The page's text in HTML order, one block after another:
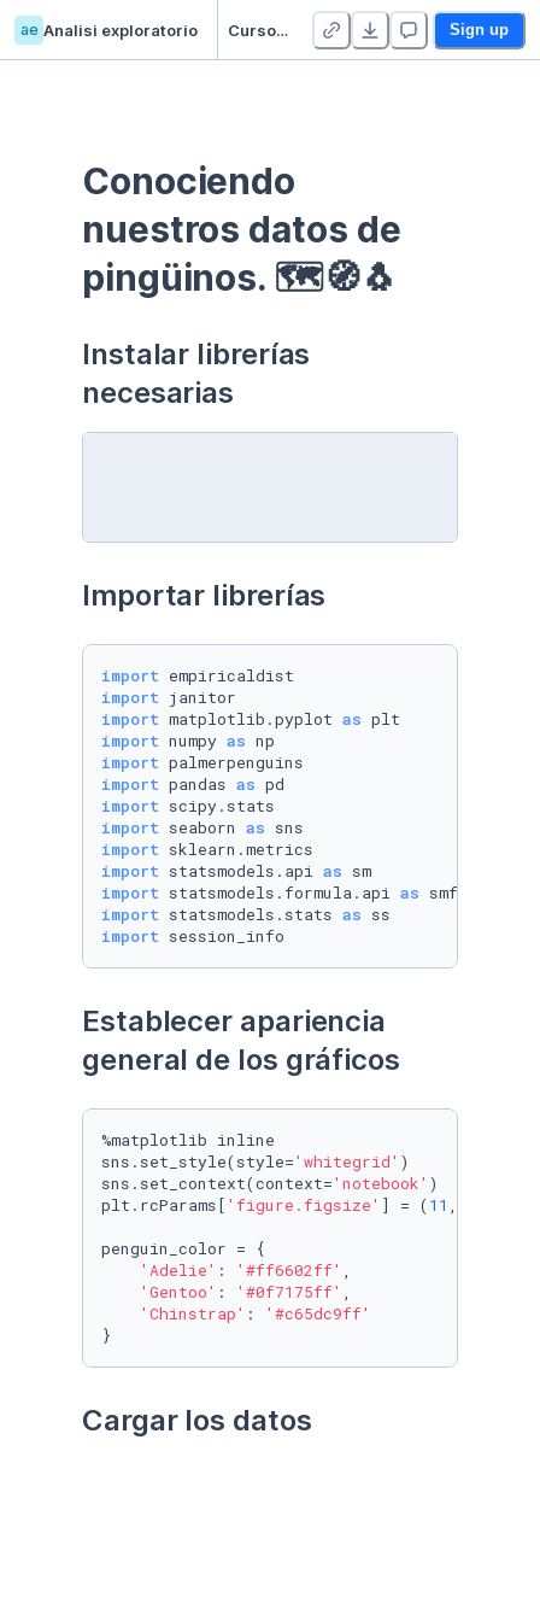
ae Analisi exploratorio Curso EDA - Communication - Duplicate Sign up
Conociendo
nuestros datos de
pingüinos. 🗺🧭🐧
Instalar librerías
necesarias
Importar librerías
import
import
import matplotlib.pyplot as
import numpy as
import
import pandas as
import
import seaborn as
import
import statsmodels.api as
import statsmodels.formula.api as
import statsmodels.stats as
import session_info
Establecer apariencia
general de los gráficos
%matplotlib inline
sns.set_style(style='whitegrid' )
sns.set_context(context='notebook' )
plt.rcParams[ 'figure.figsize' ] = ( 11 ,
penguin_color = {
'Adelie' : '#ff6602ff' ,
'Gentoo' : '#0f7175ff' ,
'Chinstrap' :
'#c65dc9ff'
}
Cargar los datos